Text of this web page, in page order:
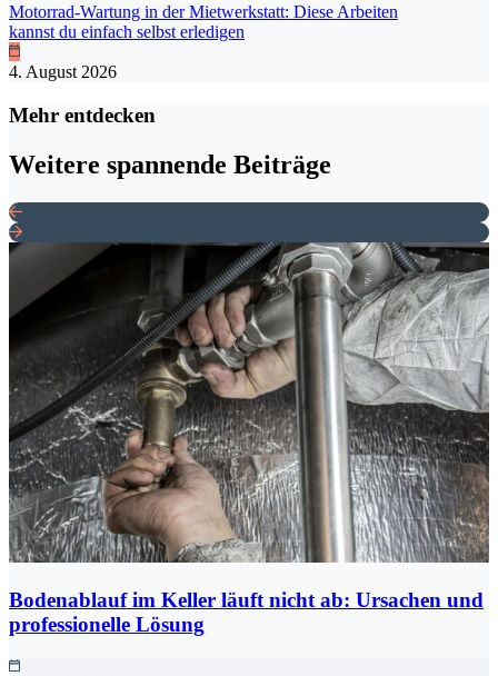
Motorrad-Wartung in der Mietwerkstatt: Diese Arbeiten
kannst du einfach selbst erledigen
4. August 2026
Mehr entdecken
Weitere spannende Beiträge
Bodenablauf im Keller läuft nicht ab: Ursachen und
professionelle Lösung